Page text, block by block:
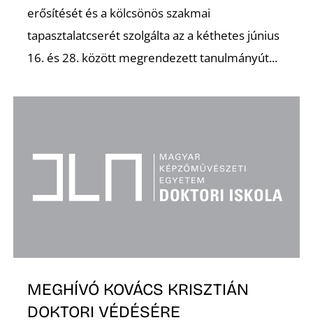
erősítését és a kölcsönös szakmai
tapasztalatcserét szolgálta az a kéthetes június
16. és 28. között megrendezett tanulmányút...
MEGHÍVÓ KOVÁCS KRISZTIÁN
DOKTORI VÉDÉSÉRE